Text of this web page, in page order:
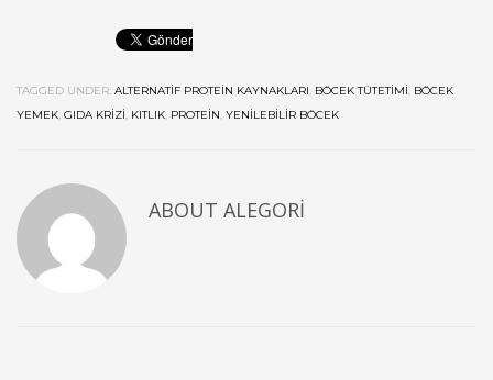
TAGGED UNDER: ALTERNATIF PROTEIN KAYNAKLARI, BÖCEK TÜTETIMI, BÖCEK
YEMEK, GIDA KRIZI, KITLIK, PROTEIN, YENILEBILIR BÖCEK
ABOUT ALEGORI